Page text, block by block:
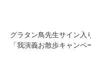
グラタン鳥先生サイン入
「我演義お散歩キャンペ